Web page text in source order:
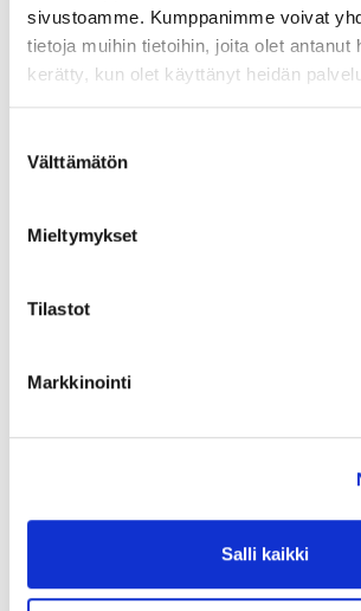
sivustoamme. Kumppanimme voivat
tietoja muihin tietoihin, joita olet antanut
kerätty, kun olet käyttänyt heidän
valinta
Välttämätön
Mieltymykset
Tilastot
Markkinointi
Salli kaikki